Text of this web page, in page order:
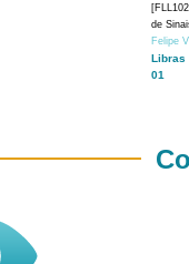
de
Felipe
Libras
01